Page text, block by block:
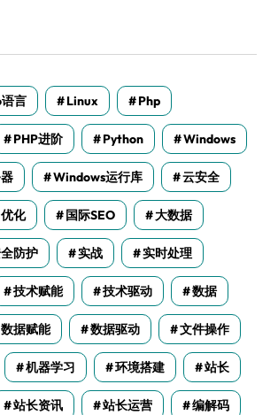
言 Linux Php
PHP进阶 Python Windows
Windows运行库 云安全
优化 国际SEO 大数据
防护 实战 实时处理
技术赋能 技术驱动 数据
数据赋能 数据驱动 文件操作
机器学习 环境搭建 站长
站长资讯 站长运营 编解码